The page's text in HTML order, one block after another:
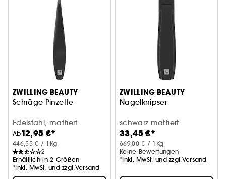
ZWILLING BEAUTY
Schräge Pinzette
Edelstahl, mattiert
Ab12,95 €*
446,55 € / 1Kg
2
Erhältlich in 2 Größen
*Inkl. MwSt. und zzgl.Versand
ZWILLING BEAUTY
Nagelknipser
schwarz mattiert
33,45 €*
669,00 € / 1Kg
Keine Bewertungen
*Inkl. MwSt. und zzgl.Versand